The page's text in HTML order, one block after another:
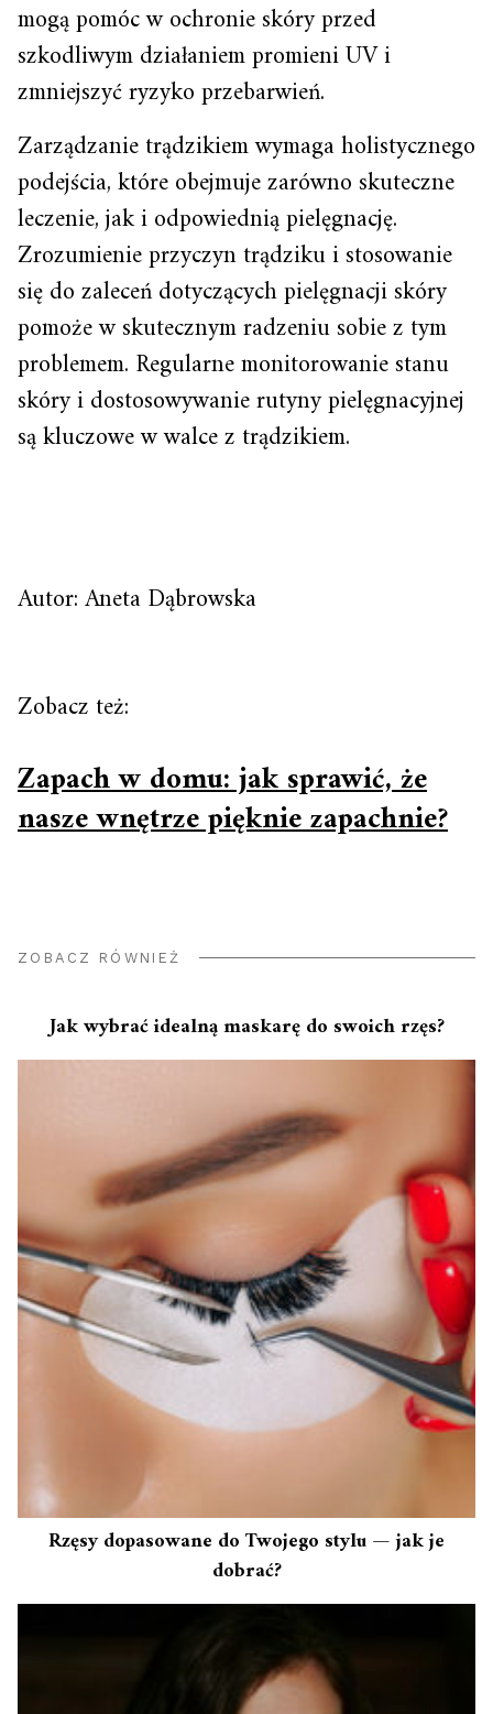
mogą pomóc w ochronie skóry przed
szkodliwym działaniem promieni UV i
zmniejszyć ryzyko przebarwień.
Zarządzanie trądzikiem wymaga holistycznego
podejścia, które obejmuje zarówno skuteczne
leczenie, jak i odpowiednią pielęgnację.
Zrozumienie przyczyn trądziku i stosowanie
się do zaleceń dotyczących pielęgnacji skóry
pomoże w skutecznym radzeniu sobie z tym
problemem. Regularne monitorowanie stanu
skóry i dostosowywanie rutyny pielęgnacyjnej
są kluczowe w walce z trądzikiem.
Autor: Aneta Dąbrowska
Zobacz też:
Zapach w domu: jak sprawić, że
nasze wnętrze pięknie zapachnie?
ZOBACZ RÓWNIEŻ
Jak wybrać idealną maskarę do swoich rzęs?
Rzęsy dopasowane do Twojego stylu — jak je
dobrać?